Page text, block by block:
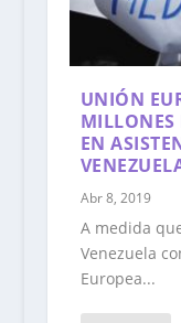
UNIÓN
MILLONES
EN
Abr 8, 2019
A medida
Venezuela
Europea...